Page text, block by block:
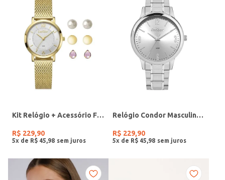
Kit Relógio + Acessório Feminino DOURADO
R$ 229,90
5x de R$ 45 98
Relógio Condor Masculino PRATA
R$ 229,90
5x de R$ 45 98